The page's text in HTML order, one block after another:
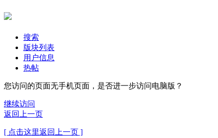
搜索
版块列表
用户信息
热帖
您访问的页面无手机页面，是否进一步访问电脑版？
继续访问
返回上一页
[ 点击这里返回上一页 ]